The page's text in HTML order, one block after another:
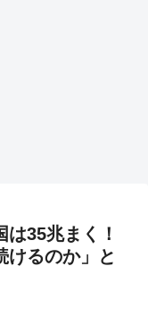
35兆まく！
けるのか」と